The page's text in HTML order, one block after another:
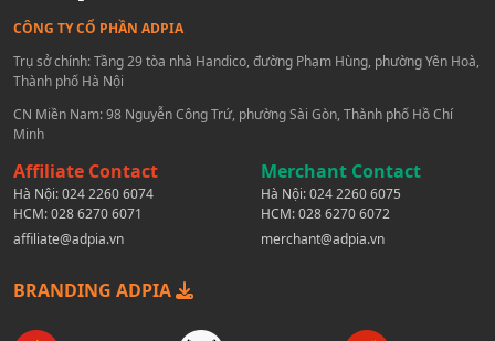
CÔNG TY CỔ PHẦN ADPIA
Trụ sở chính: Tầng 29 tòa nhà Handico, đường Phạm Hùng, phường Yên Hoà,
Thành phố Hà Nội
CN Miền Nam: 98 Nguyễn Công Trứ, phường Sài Gòn, Thành phố Hồ Chí
Minh
Affiliate Contact
Hà Nội:024 2260 6074
HCM:028 6270 6071
affiliate@adpia.vn
Merchant Contact
Hà Nội:024 2260 6075
HCM:028 6270 6072
merchant@adpia.vn
BRANDING ADPIA